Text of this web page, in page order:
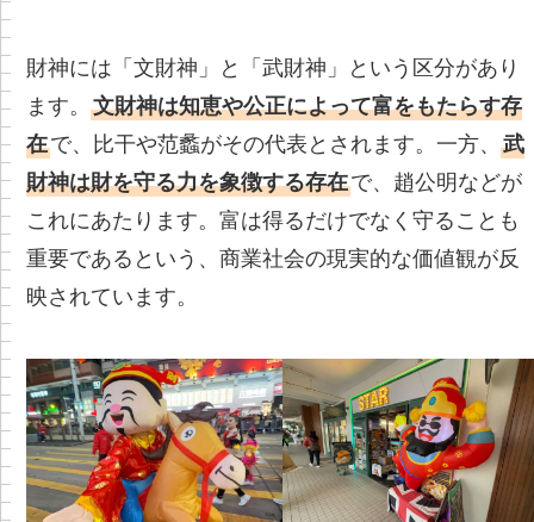
財神には「文財神」と「武財神」という区分があり
ます。文財神は知恵や公正によって富をもたらす存
在で、比干や范蠡がその代表とされます。一方、武
財神は財を守る力を象徴する存在で、趙公明などが
これにあたります。富は得るだけでなく守ることも
重要であるという、商業社会の現実的な価値観が反
映されています。